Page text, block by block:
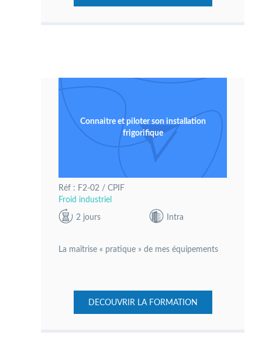
Connaitre et piloter son installation
frigorifique
Réf : F2-02 / CPIF
Froid industriel
2 jours Intra
La maîtrise « pratique » de mes équipements
DECOUVRIR LA FORMATION